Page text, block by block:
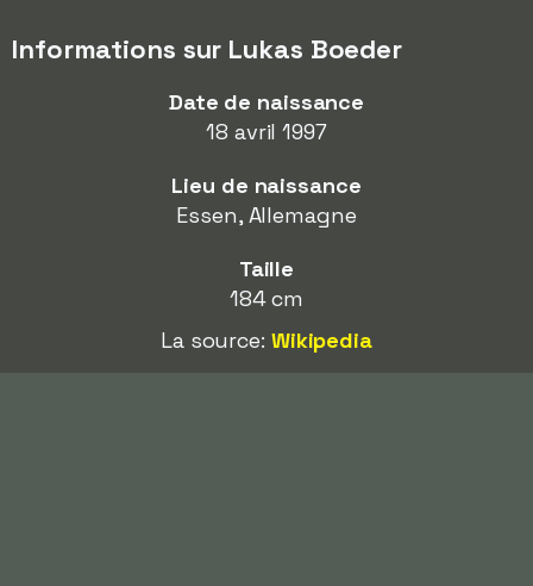
Informations sur Lukas Boeder
Date de naissance
18 avril 1997
Lieu de naissance
Essen, Allemagne
Taille
184 cm
La source: Wikipedia